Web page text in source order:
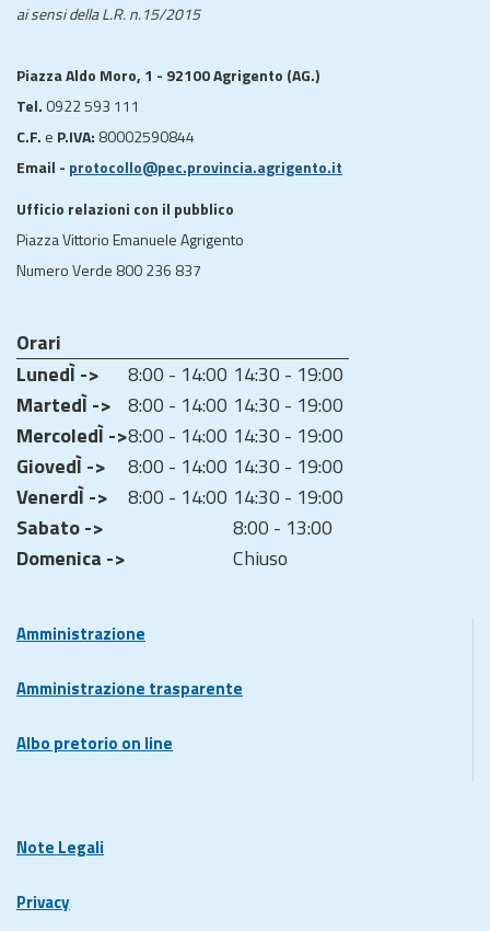
ai sensi della L.R. n.15/2015
Piazza Aldo Moro, 1 - 92100 Agrigento (AG.)
Tel. 0922 593 111
C.F. e P.IVA: 80002590844
Email - protocollo@pec.provincia.agrigento.it
Ufficio relazioni con il pubblico
Piazza Vittorio Emanuele Agrigento
Numero Verde 800 236 837
Orari
LunedÌ ->
8:00 - 14:00 14:30 - 19:00
MartedÌ -> 8:00 - 14:00 14:30 - 19:00
MercoledÌ ->8:00 - 14:00 14:30 - 19:00
GiovedÌ ->
8:00 - 14:00 14:30 - 19:00
VenerdÌ ->
8:00 - 14:00 14:30 - 19:00
Sabato ->
8:00 - 13:00
Domenica ->
Chiuso
Amministrazione
Amministrazione trasparente
Albo pretorio on line
Note Legali
Privacy